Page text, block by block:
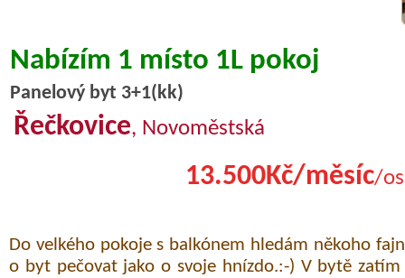
Nabízím 1 místo 1L pokoj
Panelový byt 3+1(kk)
Řečkovice, Novoměstská
13.500Kč/měsíc/
Do velkého pokoje s balkónem hledám někoho
o byt pečovat jako o svoje hnízdo.:-) V bytě